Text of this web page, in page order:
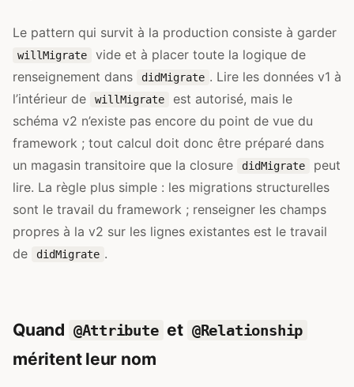
Le pattern qui survit à la production consiste à garder
willMigrate
vide et à placer toute la logique de
renseignement dans
didMigrate . Lire les données v1 à
l’intérieur de
willMigrate
est autorisé, mais le
schéma v2 n’existe pas encore du point de vue du
framework ; tout calcul doit donc être préparé dans
un magasin transitoire que la closure
didMigrate
peut
lire. La règle plus simple : les migrations structurelles
sont le travail du framework ; renseigner les champs
propres à la v2 sur les lignes existantes est le travail
de
didMigrate .
Quand @Attribute et @Relationship
méritent leur nom